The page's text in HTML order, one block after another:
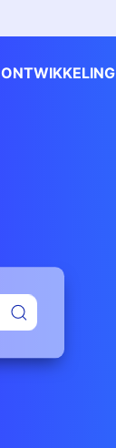
ONTWIKKELING